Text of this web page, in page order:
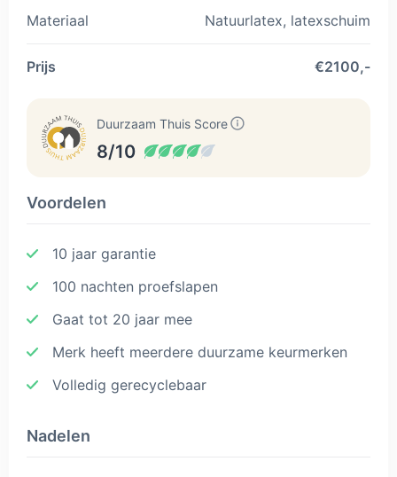
Materiaal Natuurlatex, latexschuim
Prijs €2100,-
Duurzaam Thuis Score
8/10
Voordelen
10 jaar garantie
100 nachten proefslapen
Gaat tot 20 jaar mee
Merk heeft meerdere duurzame keurmerken
Volledig gerecyclebaar
Nadelen